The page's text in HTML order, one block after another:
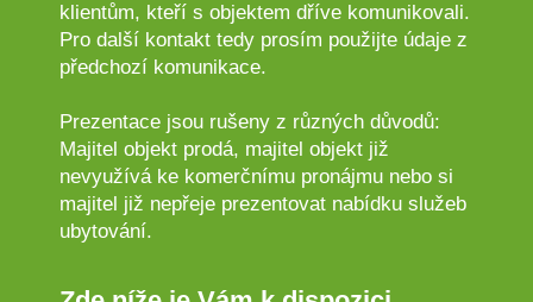
klientům, kteří s objektem dříve komunikovali.
Pro další kontakt tedy prosím použijte údaje z
předchozí komunikace.
Prezentace jsou rušeny z různých důvodů:
Majitel objekt prodá, majitel objekt již
nevyužívá ke komerčnímu pronájmu nebo si
majitel již nepřeje prezentovat nabídku služeb
ubytování.